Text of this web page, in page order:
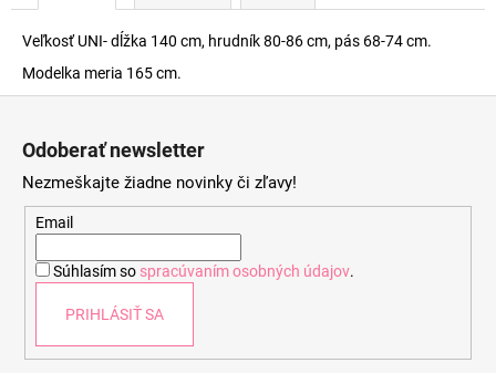
Veľkosť UNI- dĺžka 140 cm, hrudník 80-86 cm, pás 68-74 cm.
Modelka meria 165 cm.
Odoberať newsletter
Nezmeškajte žiadne novinky či zľavy!
Email
Súhlasím so spracúvaním osobných údajov.
PRIHLÁSIŤ SA